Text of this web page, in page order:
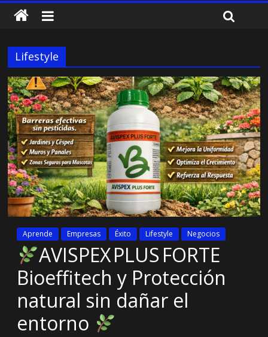
Lifestyle
Aprende Empresas Éxito Lifestyle Negocios
AVISPEX PLUS FORTE
Bioeffitech y Protección
natural sin dañar el
entorno